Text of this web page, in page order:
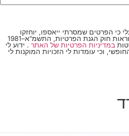
כי הפרטים שמסרתי ייאספו, יוחזקו
ויעובדו במאגר מידע בהתאם להוראות חוק הגנת הפרטיות, התשמ"א–1981
במדיניות הפרטיות של האתר . ידוע לי
וכי עומדות לי הזכויות המוקנות לי